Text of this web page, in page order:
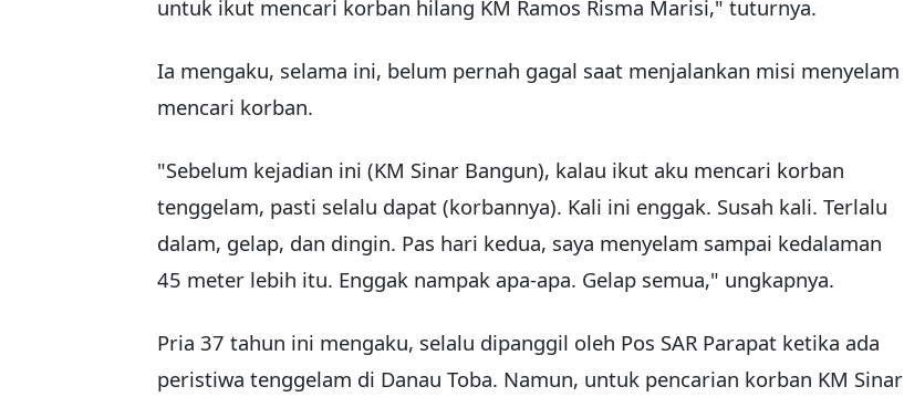
untuk ikut mencari korban hilang KM Ramos Risma Marisi," tuturnya.
Ia mengaku, selama ini, belum pernah gagal saat menjalankan misi menyelam
mencari korban.
"Sebelum kejadian ini (KM Sinar Bangun), kalau ikut aku mencari korban
tenggelam, pasti selalu dapat (korbannya). Kali ini enggak. Susah kali. Terlalu
dalam, gelap, dan dingin. Pas hari kedua, saya menyelam sampai kedalaman
45 meter lebih itu. Enggak nampak apa-apa. Gelap semua," ungkapnya.
Pria 37 tahun ini mengaku, selalu dipanggil oleh Pos SAR Parapat ketika ada
peristiwa tenggelam di Danau Toba. Namun, untuk pencarian korban KM Sinar